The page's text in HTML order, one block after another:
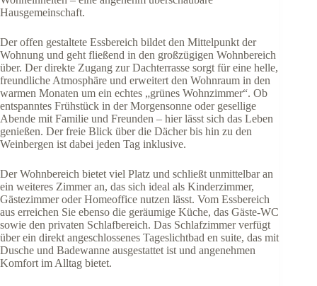
Hausgemeinschaft.
Der offen gestaltete Essbereich bildet den Mittelpunkt der
Wohnung und geht fließend in den großzügigen Wohnbereich
über. Der direkte Zugang zur Dachterrasse sorgt für eine helle,
freundliche Atmosphäre und erweitert den Wohnraum in den
warmen Monaten um ein echtes „grünes Wohnzimmer“. Ob
entspanntes Frühstück in der Morgensonne oder gesellige
Abende mit Familie und Freunden – hier lässt sich das Leben
genießen. Der freie Blick über die Dächer bis hin zu den
Weinbergen ist dabei jeden Tag inklusive.
Der Wohnbereich bietet viel Platz und schließt unmittelbar an
ein weiteres Zimmer an, das sich ideal als Kinderzimmer,
Gästezimmer oder Homeoffice nutzen lässt. Vom Essbereich
aus erreichen Sie ebenso die geräumige Küche, das Gäste-WC
sowie den privaten Schlafbereich. Das Schlafzimmer verfügt
über ein direkt angeschlossenes Tageslichtbad en suite, das mit
Dusche und Badewanne ausgestattet ist und angenehmen
Komfort im Alltag bietet.